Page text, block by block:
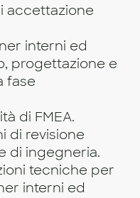
accettazione
interni ed
progettazione e
fase
di FMEA.
di revisione
di ingegneria.
tecniche per
interni ed